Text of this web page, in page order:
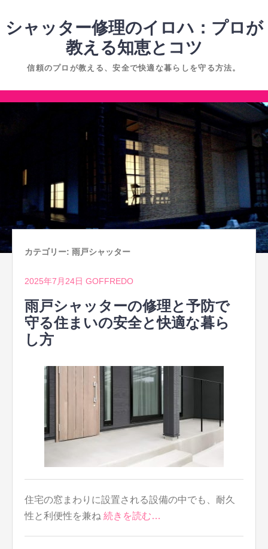
ン
へ
ス
シャッター修理のイロハ：プロが
教える知恵とコツ
信頼のプロが教える、安全で快適な暮らしを守る方法。
コ
ッ
プ
カテゴリー: 雨戸シャッター
2025年7月24日 GOFFREDO
雨戸シャッターの修理と予防で
守る住まいの安全と快適な暮ら
し方
住宅の窓まわりに設置される設備の中でも、耐久
性と利便性を兼ね 続きを読む…